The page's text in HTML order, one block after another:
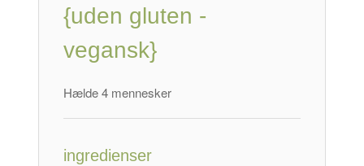
{uden gluten -
vegansk}
Hælde 4 mennesker
ingredienser